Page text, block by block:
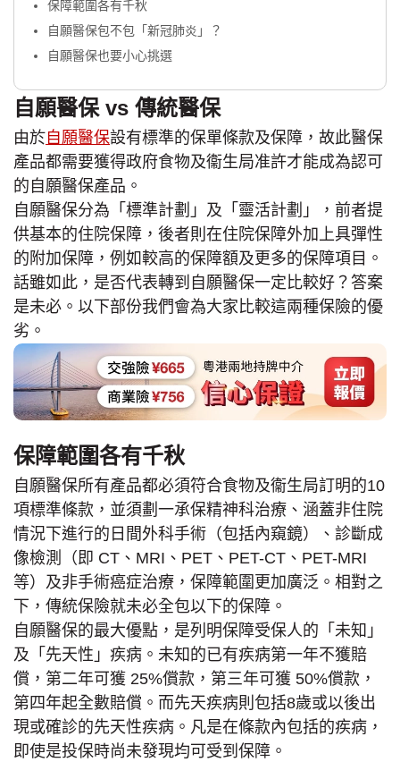
保障範圍各有千秋
自願醫保包不包「新冠肺炎」？
自願醫保也要小心挑選
自願醫保 vs 傳統醫保
由於 自願醫保設有標準的保單條款及保障，故此醫保
產品都需要獲得政府食物及衞生局准許才能成為認可
的自願醫保產品。
自願醫保分為「標準計劃」及「靈活計劃」，前者提
供基本的住院保障，後者則在住院保障外加上具彈性
的附加保障，例如較高的保障額及更多的保障項目。
話雖如此，是否代表轉到自願醫保一定比較好？答案
是未必。以下部份我們會為大家比較這兩種保險的優
劣。
保障範圍各有千秋
自願醫保所有產品都必須符合食物及衞生局訂明的10
項標準條款，並須劃一承保精神科治療、涵蓋非住院
情況下進行的日間外科手術（包括內窺鏡）、診斷成
像檢測（即 CT、MRI、PET、PET-CT、PET-MRI
等）及非手術癌症治療，保障範圍更加廣泛。相對之
下，傳統保險就未必全包以下的保障。
自願醫保的最大優點，是列明保障受保人的「未知」
及「先天性」疾病。未知的已有疾病第一年不獲賠
償，第二年可獲 25%償款，第三年可獲 50%償款，
第四年起全數賠償。而先天疾病則包括8歲或以後出
現或確診的先天性疾病。凡是在條款內包括的疾病，
即使是投保時尚未發現均可受到保障。